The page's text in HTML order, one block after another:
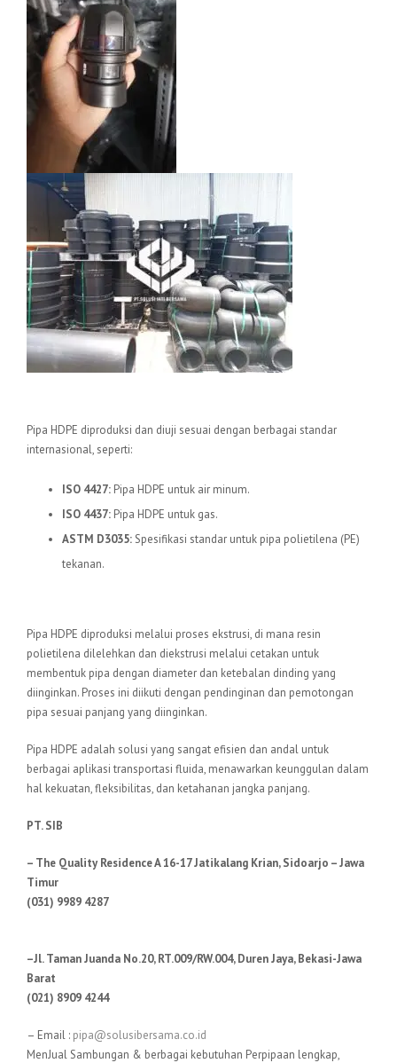
Pipa HDPE diproduksi dan diuji sesuai dengan berbagai standar
internasional, seperti:
ISO 4427: Pipa HDPE untuk air minum.
ISO 4437: Pipa HDPE untuk gas.
ASTM D3035:Spesifikasi standar untuk pipa polietilena (PE)
tekanan.
Pipa HDPE diproduksi melalui proses ekstrusi, di mana resin
polietilena dilelehkan dan diekstrusi melalui cetakan untuk
membentuk pipa dengan diameter dan ketebalan dinding yang
diinginkan. Proses ini diikuti dengan pendinginan dan pemotongan
pipa sesuai panjang yang diinginkan.
Pipa HDPE adalah solusi yang sangat efisien dan andal untuk
berbagai aplikasi transportasi fluida, menawarkan keunggulan dalam
hal kekuatan, fleksibilitas, dan ketahanan jangka panjang.
PT. SIB
– The Quality Residence A 16-17 Jatikalang Krian, Sidoarjo – Jawa
Timur
(031) 9989 4287
–Jl. Taman Juanda No.20, RT.009/RW.004, Duren Jaya, Bekasi-Jawa
Barat
(021) 8909 4244
– Email : pipa@solusibersama.co.id
MenJual Sambungan & berbagai kebutuhan Perpipaan lengkap,